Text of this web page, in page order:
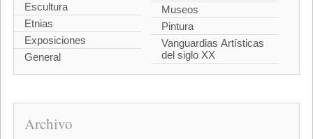
Escultura
Etnias
Exposiciones
General
Museos
Pintura
Vanguardias Artísticas
del siglo XX
Archivo